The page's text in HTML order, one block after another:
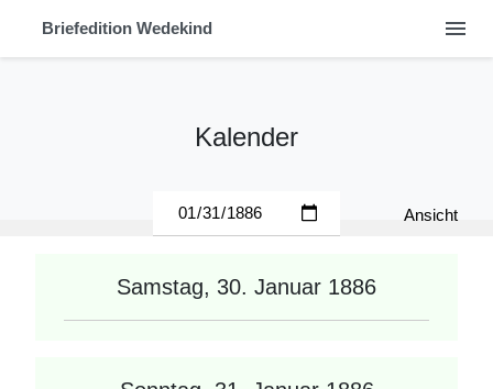
Briefedition Wedekind menu
Kalender
Ansicht
Samstag, 30. Januar 1886